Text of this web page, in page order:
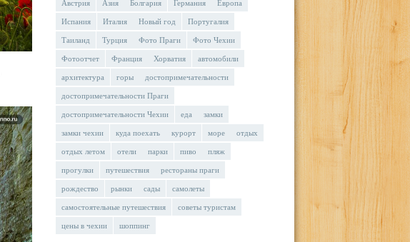
Австрия Азия Болгария Германия Европа
Испания Италия Новый год Португалия
Таиланд Турция Фото Праги Фото Чехии
Фотоотчет Франция Хорватия автомобили
архитектура горы достопримечательности
достопримечательности Праги
достопримечательности Чехии еда замки
замки чехии куда поехать курорт море отдых
отдых летом отели парки пиво пляж
прогулки путешествия рестораны праги
рождество рынки сады самолеты
самостоятельные путешествия советы туристам
цены в чехии шоппинг